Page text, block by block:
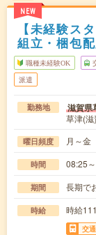
NEW
【未経験ス
組立・梱包
職種未経験OK
派遣
勤務地 滋賀県
草津(
曜日頻度 月～金
時間 08:25
期間 長期で
時給 時給
交